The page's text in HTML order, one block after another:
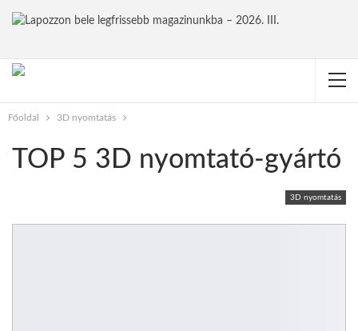
Főoldal 3D nyomtatás
TOP 5 3D nyomtató-gyártó
3D nyomtatás